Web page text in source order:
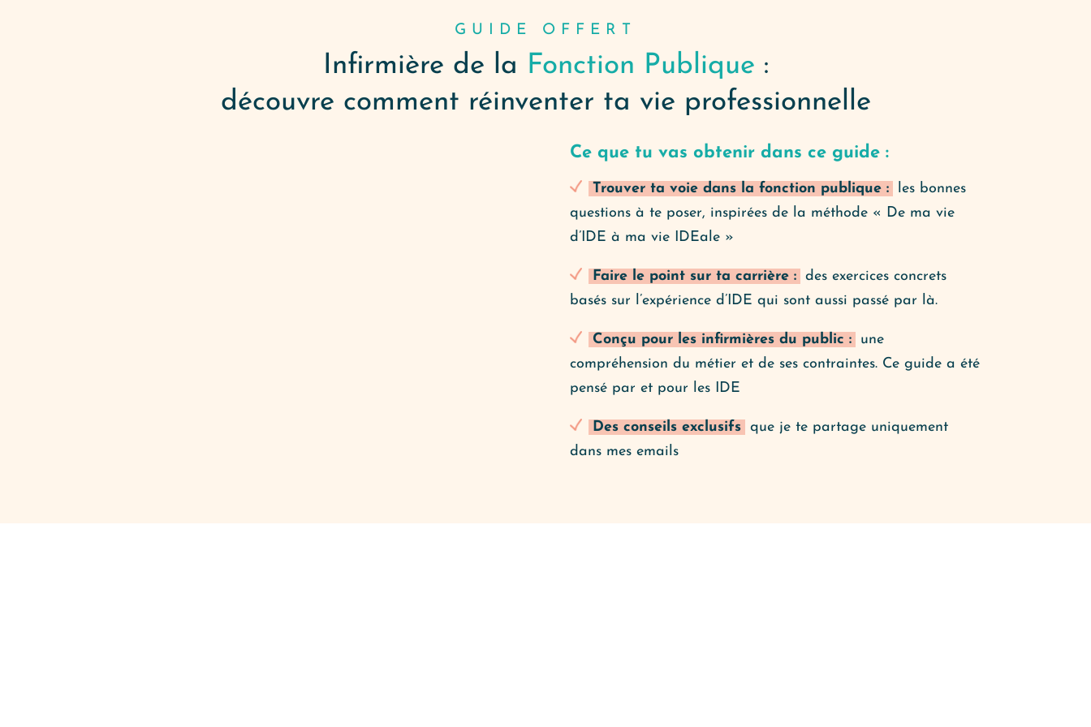
GUIDE OFFERT
Infirmière de la Fonction Publique :
découvre comment réinventer ta vie professionnelle
Ce que tu vas obtenir dans ce guide :
Trouver ta voie dans la fonction publique :
les bonnes
questions à te poser, inspirées de la méthode « De ma vie
d’IDE à ma vie IDEale »
Faire le point sur ta carrière :
des exercices concrets
basés sur l’expérience d’IDE qui sont aussi passé par là.
Conçu pour les infirmières du public :
une
compréhension du métier et de ses contraintes. Ce guide a été
pensé par et pour les IDE
Des conseils exclusifs
que je te partage uniquement
dans mes emails